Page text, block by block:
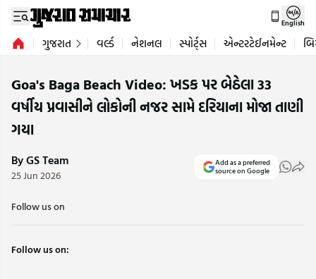
English
ગુજરાત વર્લ્ડ નેશનલ સ્પોર્ટ્સ એન્ટરટેઈનમેન્ટ
Goa's Baga Beach Video: ખડક પર બેઠેલા 33
વર્ષીય પ્રવાસીને લોકોની નજર સામે દરિયાના મોજા તાણી
ગયા
By GS Team
25 Jun 2026
Add as a preferred
source on Google
Follow us on
Follow us on: